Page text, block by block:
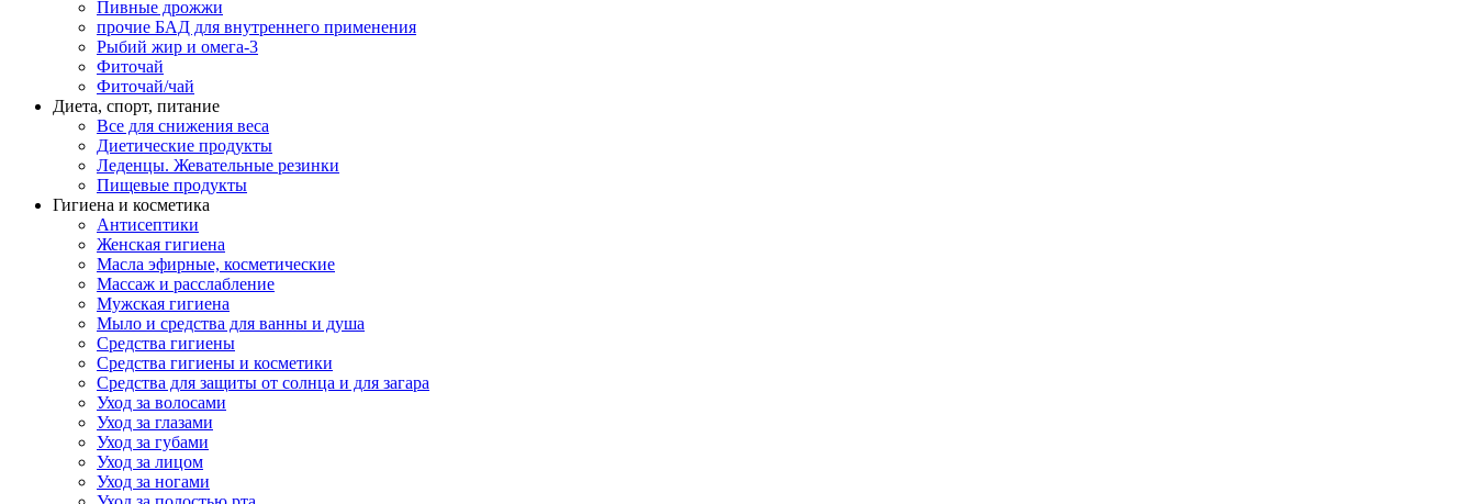
Пивные дрожжи
прочие БАД для внутреннего применения
Рыбий жир и омега-3
Фиточай
Фиточай/чай
Диета, спорт, питание
Все для снижения веса
Диетические продукты
Леденцы. Жевательные резинки
Пищевые продукты
Гигиена и косметика
Антисептики
Женская гигиена
Масла эфирные, косметические
Массаж и расслабление
Мужская гигиена
Мыло и средства для ванны и душа
Средства гигиены
Средства гигиены и косметики
Средства для защиты от солнца и для загара
Уход за волосами
Уход за глазами
Уход за губами
Уход за лицом
Уход за ногами